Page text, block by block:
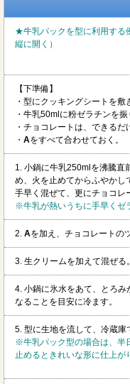
★牛乳パックを型に利用する
縦に開く）
【下準備】
・型にクッキングシートを敷
・牛乳50mlに粉ゼラチンを
・チョコレートは、できるだ
・ Aをすべて合わせておく。
1. 小鍋に牛乳250mlを沸騰直
め、火を止めてからふやかし
手早く混ぜて、更にチョコレ
※牛乳が熱いうちに手早くゼ
2. Aを加え、チョコレートの
3. 生クリームを加えて混ぜる。
4. 小鍋に氷水をあて、とろ
なることを目安に冷ます。
5. 型に生地を流して、冷蔵庫
※牛乳パック型の場合は、半
止めるときれいな形に仕上が